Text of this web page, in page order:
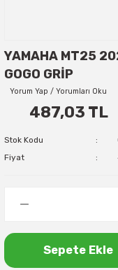
YAMAHA MT25
GOGO GRİP
Yorum Yap / Yorumları Oku
487,03 TL
Stok Kodu
Fiyat
Sepete Ekle